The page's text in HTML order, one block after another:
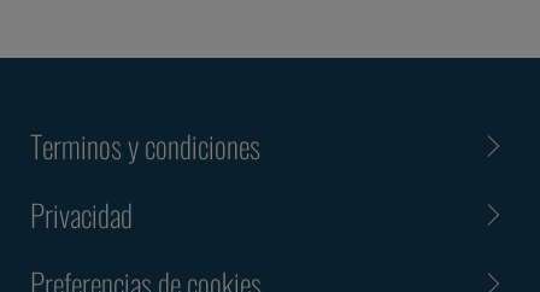
Terminos y condiciones
Privacidad
Preferencias de cookies